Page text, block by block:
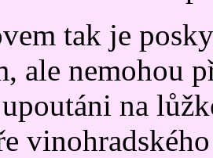
tak je
ale nemohou
na